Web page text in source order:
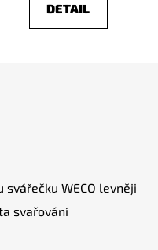
DETAIL
WECO levněji
svařování